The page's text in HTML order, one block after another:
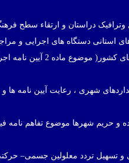
دراستان و ارتقاء سطح
استانی دستگاه های اجرایی و
44. اجرای مصوبات ابلاغی دبیرخانه
شهری ، رعایت آیین نامه ها
حریم شهرها موضوع تفاهم نامه